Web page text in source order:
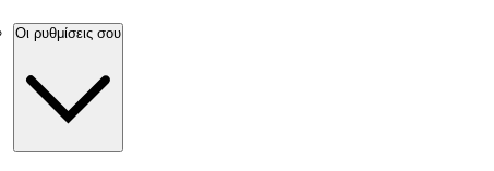
Οι ρυθμίσεις σου